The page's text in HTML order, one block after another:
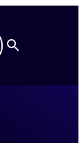
Recherche